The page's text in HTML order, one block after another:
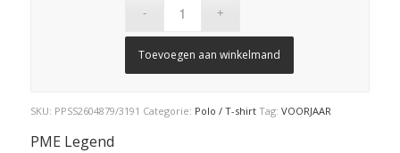
Toevoegen aan winkelmand
SKU: PPSS2604879/3191 Categorie: Polo / T-shirt Tag: VOORJAAR
PME Legend